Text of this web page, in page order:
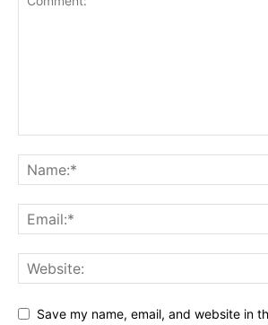
Save my name, email, and website in